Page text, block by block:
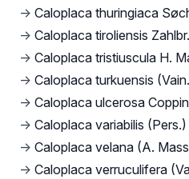
→ Caloplaca thuringiaca
→ Caloplaca tiroliensis Zahlbr.
→ Caloplaca tristiuscula H.
→ Caloplaca turkuensis
→ Caloplaca ulcerosa
→ Caloplaca variabilis
→ Caloplaca velana (A.
→ Caloplaca verruculifera